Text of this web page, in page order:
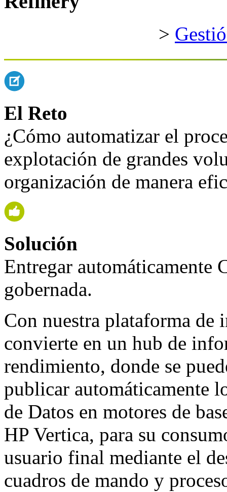
>
El Reto
¿Cómo automatizar el
explotación de grandes
organización de manera
Solución
Entregar automáticamente
gobernada.
Con nuestra plataforma de
convierte en un hub de
rendimiento, donde se
publicar automáticamente
de Datos en motores de
HP Vertica, para su
usuario final mediante el
cuadros de mando y